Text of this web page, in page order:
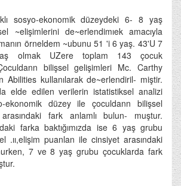
sosyo-ekonomik düzeydeki 6- 8 yaş
~elişimlerini de~erlendimıek amacıyla
örneldem ~ubunu 51 'i 6 yaş. 43'U 7
olmak UZere toplam 143 çocuk
bilişsel gelişimleri Mc. Carthy
Abilities kullanılarak de~erlendiril- miştir.
elde edilen verilerin istatistiksel analizi
ekonomik düzey ile çoculdann bilişsel
fark anlamlı bulun- muştur.
farka baktığımızda ise 6 yaş grubu
.ıı,elişim puanlan ile cinsiyet arasındaki
7 ve 8 yaş grubu çocuklarda fark